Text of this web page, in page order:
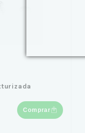
Comprar